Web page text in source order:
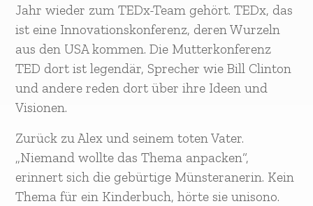
Jahr wieder zum TEDx-Team gehört. TEDx, das
ist eine Innovationskonferenz, deren Wurzeln
aus den USA kommen. Die Mutterkonferenz
TED dort ist legendär, Sprecher wie Bill Clinton
und andere reden dort über ihre Ideen und
Visionen.
Zurück zu Alex und seinem toten Vater.
„Niemand wollte das Thema anpacken“,
erinnert sich die gebürtige Münsteranerin. Kein
Thema für ein Kinderbuch, hörte sie unisono.